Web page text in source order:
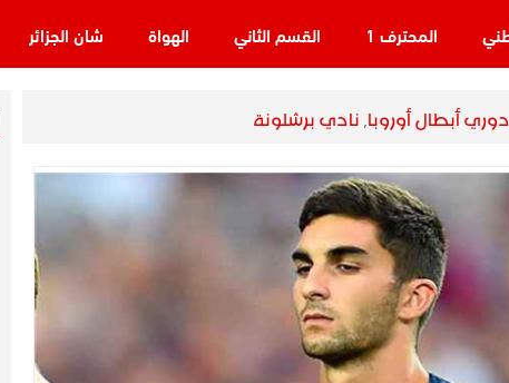
المحترف 1 القسم الثاني الهواة شان الجزائر
دوري أبطال أوروبا,نادي برشلونة